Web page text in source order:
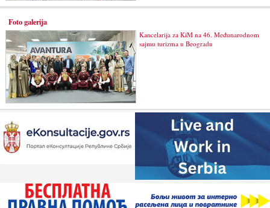
Foto galerija
Kancelarija za KiM na 46. Međunarodnom
sajmu turizma u Beogradu